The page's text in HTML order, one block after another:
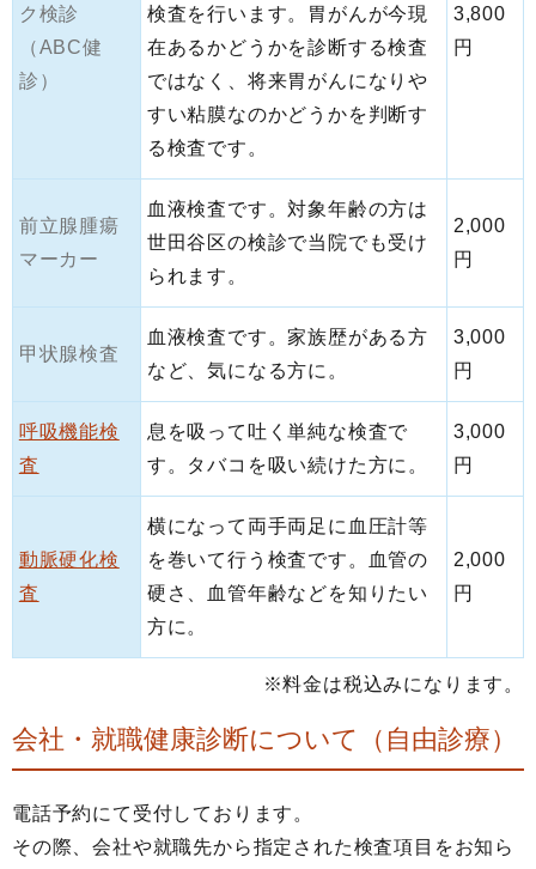
ク検診
（ABC健
診）
検査を行います。胃がんが今現
在あるかどうかを診断する検査
ではなく、将来胃がんになりや
すい粘膜なのかどうかを判断す
る検査です。
3,800
円
前立腺腫瘍
マーカー
血液検査です。対象年齢の方は
世田谷区の検診で当院でも受け
られます。
2,000
円
甲状腺検査
血液検査です。家族歴がある方
など、気になる方に。
3,000
円
呼吸機能検
査
息を吸って吐く単純な検査で
す。タバコを吸い続けた方に。
3,000
円
動脈硬化検
査
横になって両手両足に血圧計等
を巻いて行う検査です。血管の
硬さ、血管年齢などを知りたい
方に。
2,000
円
※料金は税込みになります。
会社・就職健康診断について（自由診療）
電話予約にて受付しております。
その際、会社や就職先から指定された検査項目をお知ら